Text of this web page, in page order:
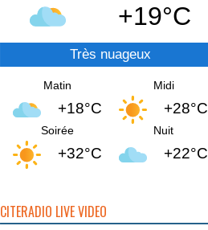
+19°C
Très nuageux
Matin
+18°C
Midi
+28°C
Soirée
+32°C
Nuit
+22°C
CITERADIO LIVE VIDEO